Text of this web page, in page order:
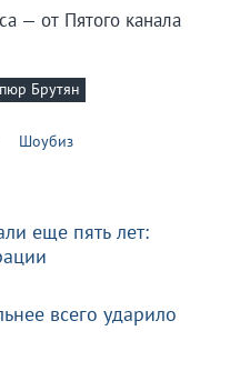
— от Пятого канала
Брутян
Шоубиз
еще пять лет:
всего ударило